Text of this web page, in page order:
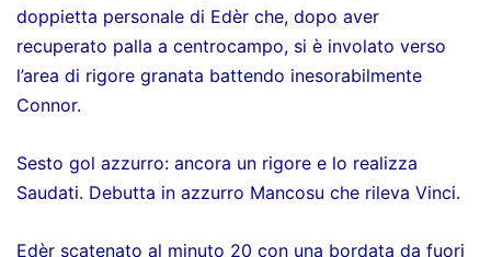
doppietta personale di Edèr che, dopo aver
recuperato palla a centrocampo, si è involato verso
l’area di rigore granata battendo inesorabilmente
Connor.
Sesto gol azzurro: ancora un rigore e lo realizza
Saudati. Debutta in azzurro Mancosu che rileva Vinci.
Edèr scatenato al minuto 20 con una bordata da fuori